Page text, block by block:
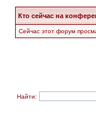
Кто сейчас на
Сейчас этот форум
Найти: